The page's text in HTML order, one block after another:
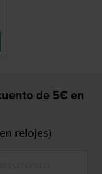
de 5€ en
relojes)